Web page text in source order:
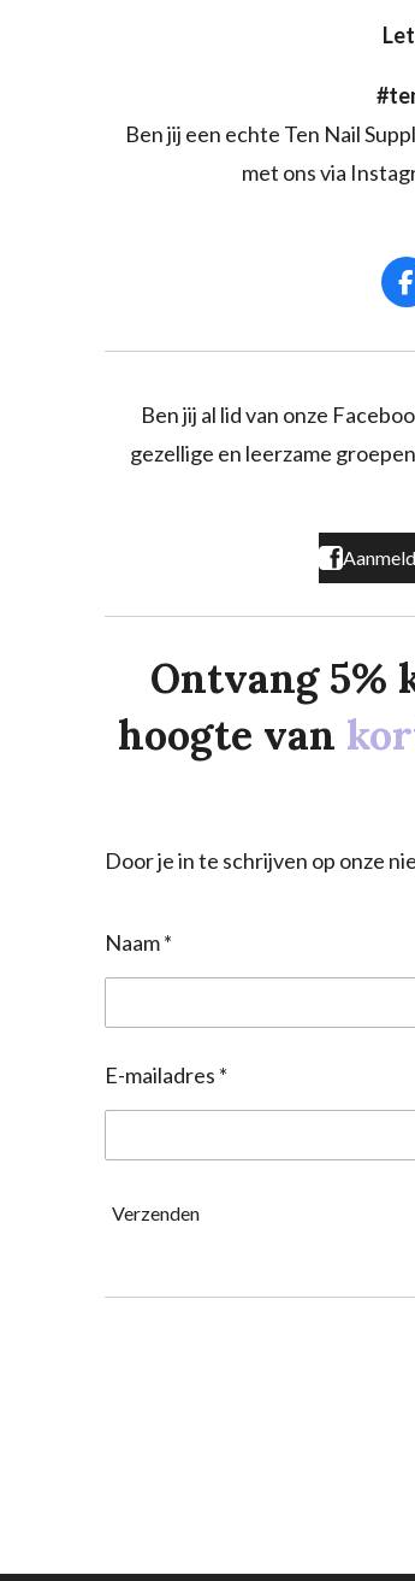
Ben jij een echte Ten Nail
met ons via
F
a
e
o
k
Ben jij al lid van onze
gezellige en leerzame
Ontvang 5%
hoogte van
Door je in te schrijven op onze
Naam *
E-mailadres *
Verzenden